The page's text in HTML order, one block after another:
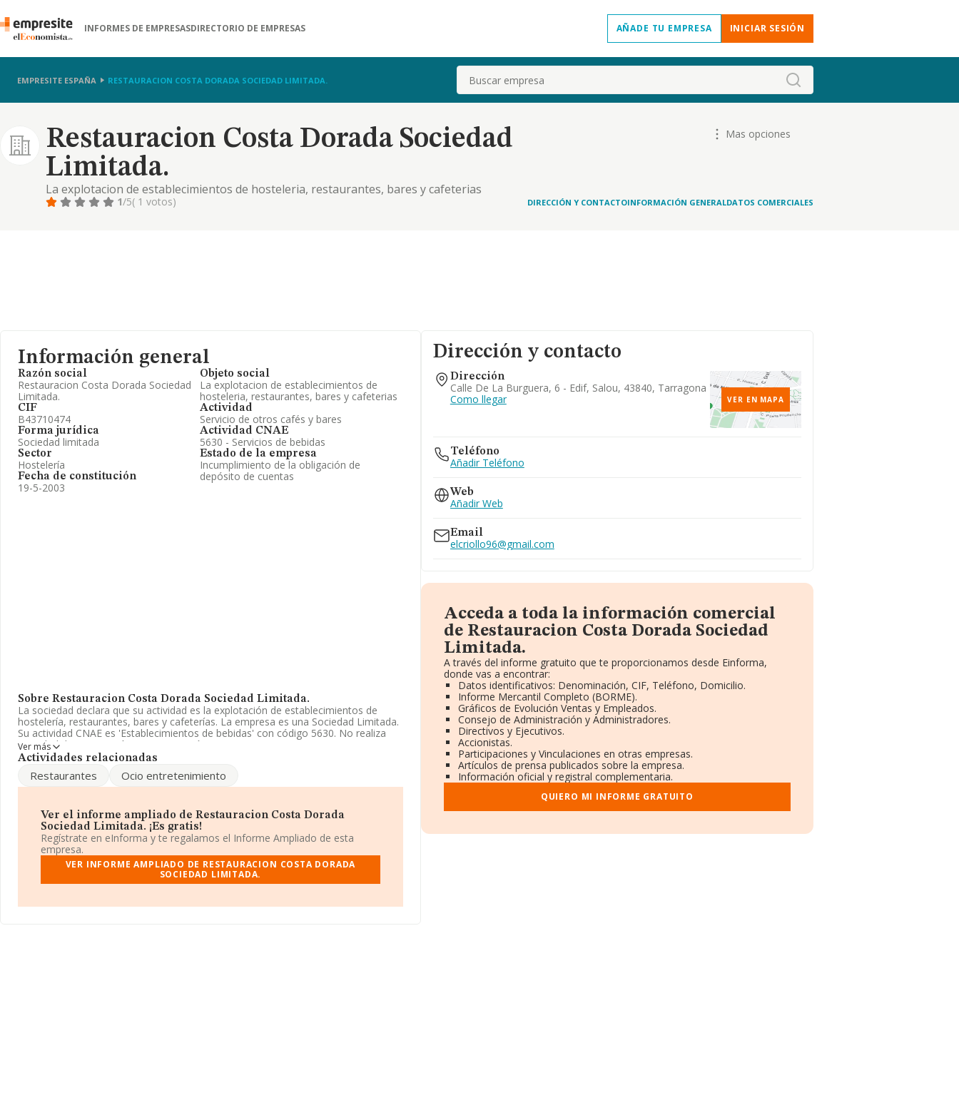
INFORMES DE EMPRESASDIRECTORIO DE EMPRESAS AÑADE TU EMPRESA INICIAR SESIÓN
EMPRESITE ESPAÑA RESTAURACION COSTA DORADA SOCIEDAD LIMITADA. Buscar
Restauracion Costa Dorada Sociedad
Limitada.
La explotacion de establecimientos de hosteleria, restaurantes, bares y cafeterias
Mas opciones
1/5( 1 votos) DIRECCIÓN Y CONTACTOINFORMACIÓN GENERALDATOS COMERCIALES
Información general
Razón social
Restauracion Costa Dorada Sociedad
Limitada.
CIF
B43710474
Forma jurídica
Sociedad limitada
Sector
Hostelería
Fecha de constitución
19-5-2003
Objeto social
La explotacion de establecimientos de
hosteleria, restaurantes, bares y cafeterias
Actividad
Servicio de otros cafés y bares
Actividad CNAE
5630 - Servicios de bebidas
Estado de la empresa
Incumplimiento de la obligación de
depósito de cuentas
Sobre Restauracion Costa Dorada Sociedad Limitada.
La sociedad declara que su actividad es la explotación de establecimientos de
hostelería, restaurantes, bares y cafeterías. La empresa es una Sociedad Limitada.
Su actividad CNAE es 'Establecimientos de bebidas' con código 5630. No realiza
actividad de importación y/o exportación.
La sociedad españolaRestauración Costa Dorada Sociedad Limitada, con NIF
municipio de Salou, en Tarragona, Cataluña.
En relación con el sector y disponiendo de los datos de hasta 66.566 empresas, la
facturación en el ámbito nacional alcanza los 5.524 millones de euros y el
promedio de la facturación de ventas entre todas las compañías asciende a los 82
mil euros. Teniendo en cuenta la información sobre Tarragona, en la base de
datos de INFORMA aparecen 966 empresas, con ventas en 2019 de hasta 52
media son 2. La media de antigüedad desde la constitución es de 16 años.
Ver más
Actividades relacionadas
Restaurantes Ocio entretenimiento
Ver el informe ampliado de Restauracion Costa Dorada
Sociedad Limitada. ¡Es gratis!
Regístrate en eInforma y te regalamos el Informe Ampliado de esta
empresa.
VER INFORME AMPLIADO DE RESTAURACION COSTA DORADA
SOCIEDAD LIMITADA.
Dirección y contacto
Dirección
Calle De La Burguera, 6 - Edif, Salou, 43840, Tarragona
Como llegar
VER EN MAPA
Teléfono
Añadir Teléfono
Web
Añadir Web
Email
elcriollo96@gmail.com
Acceda a toda la información comercial
de Restauracion Costa Dorada Sociedad
Limitada.
A través del informe gratuito que te proporcionamos desde Einforma,
donde vas a encontrar:
Datos identificativos: Denominación, CIF, Teléfono, Domicilio.
Informe Mercantil Completo (BORME).
Gráficos de Evolución Ventas y Empleados.
Consejo de Administración y Administradores.
Directivos y Ejecutivos.
Accionistas.
Participaciones y Vinculaciones en otras empresas.
Artículos de prensa publicados sobre la empresa.
Información oficial y registral complementaria.
QUIERO MI INFORME GRATUITO